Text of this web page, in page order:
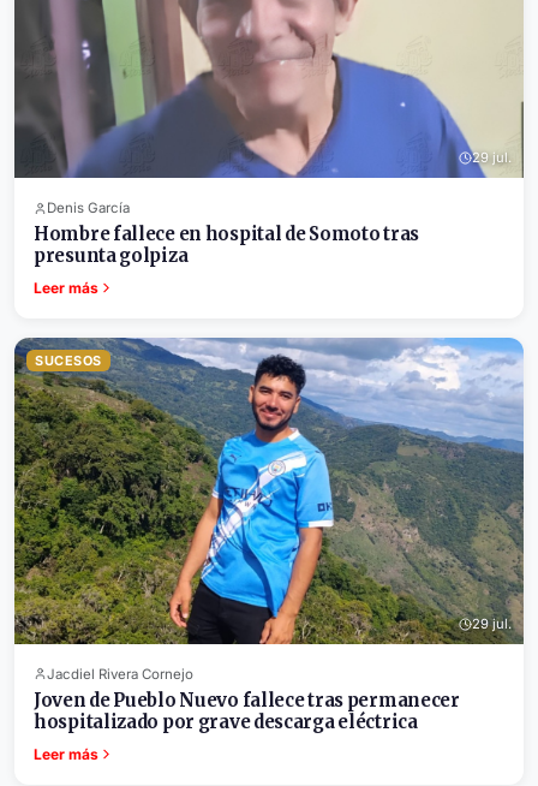
29 jul.
Denis García
Hombre fallece en hospital de Somoto tras
presunta golpiza
Leer más
SUCESOS
29 jul.
Jacdiel Rivera Cornejo
Joven de Pueblo Nuevo fallece tras permanecer
hospitalizado por grave descarga eléctrica
Leer más